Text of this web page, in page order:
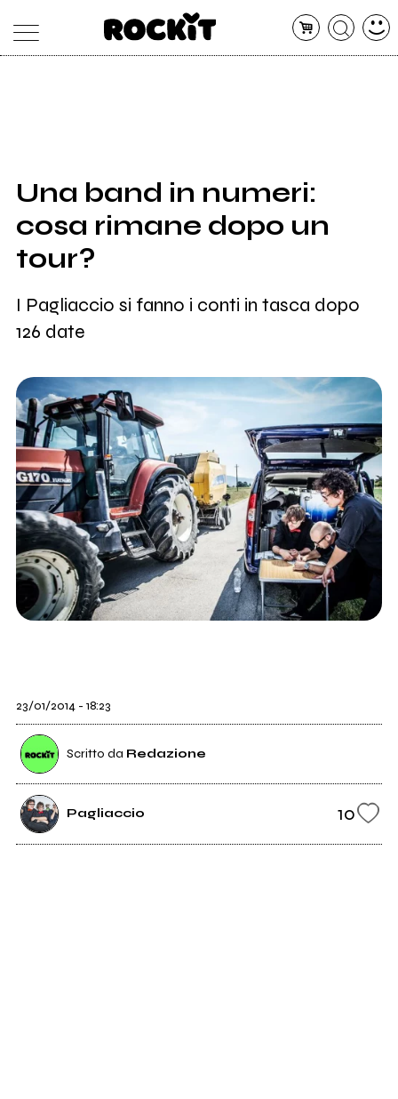
SHOP
RADIO
Una band in numeri:
cosa rimane dopo un
tour?
I Pagliaccio si fanno i conti in tasca dopo
126 date
23/01/2014 - 18:23
Scritto da Redazione
Pagliaccio 10